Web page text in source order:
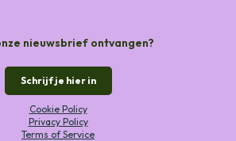
nieuwsbrief ontvangen?
Schrijf je hier in
Cookie Policy
Privacy Policy
Terms of Service